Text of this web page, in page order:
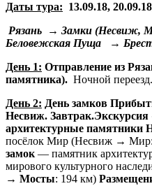
Даты тура: 13.09.18,
Рязань → Замки
Беловежская Пуща →
День 1: Отправление из
памятника). Ночной переезд.
День 2: День замков
Несвиж. Завтрак.Экскурсия
архитектурные памятники
посёлок Мир (Несвиж →
замок — памятник
мирового культурного
→ Мосты: 194 км)